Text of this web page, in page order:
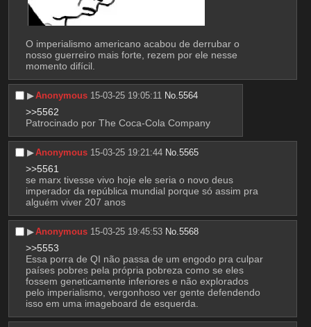
O imperialismo americano acabou de derrubar o
nosso guerreiro mais forte, rezem por ele nesse
momento difícil.
▶︎Anonymous 15-03-25 19:05:11 No.5564
>>5562
Patrocinado por The Coca-Cola Company
▶︎Anonymous 15-03-25 19:21:44 No.5565
>>5561
se marx tivesse vivo hoje ele seria o novo deus
imperador da república mundial porque só assim pra
alguém viver 207 anos
▶︎Anonymous 15-03-25 19:45:53 No.5568
>>5553
Essa porra de QI não passa de um engodo pra culpar
países pobres pela própria pobreza como se eles
fossem geneticamente inferiores e não explorados
pelo imperialismo, vergonhoso ver gente defendendo
isso em uma imageboard de esquerda.